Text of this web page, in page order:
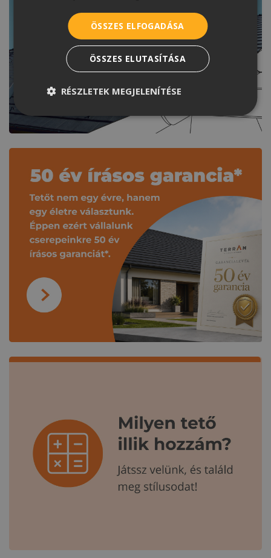
ÖSSZES ELFOGADÁSA
ÖSSZES ELUTASÍTÁSA
RÉSZLETEK MEGJELENÍTÉSE